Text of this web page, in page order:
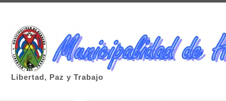
Libertad, Paz y Trabajo